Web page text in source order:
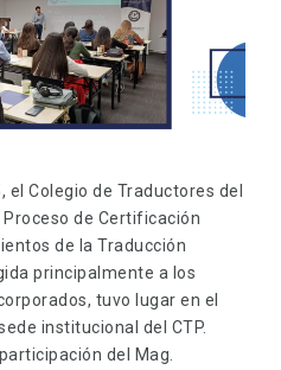
el Colegio de Traductores del
Proceso de Certificación
de la Traducción
principalmente a los
tuvo lugar en el
institucional del CTP.
del Mag.